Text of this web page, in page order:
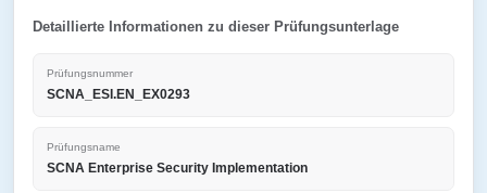
Detaillierte Informationen zu dieser Prüfungsunterlage
Prüfungsnummer
SCNA_ESI.EN_EX0293
Prüfungsname
SCNA Enterprise Security Implementation